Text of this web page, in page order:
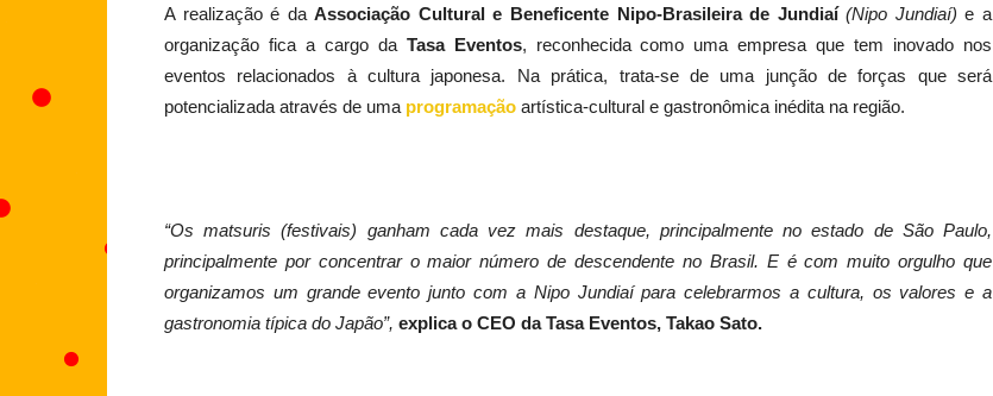
A realização é daAssociação Cultural e Beneficente Nipo-Brasileira de Jundiaí(Nipo Jundiaí) e a
organização fica a cargo da Tasa Eventos, reconhecida como uma empresa que tem inovado nos
eventos relacionados à cultura japonesa. Na prática, trata-se de uma junção de forças que será
potencializada através de uma programação artística-cultural e gastronômica inédita na região.
“Os matsuris (festivais) ganham cada vez mais destaque, principalmente no estado de São Paulo,
principalmente por concentrar o maior número de descendente no Brasil. E é com muito orgulho que
organizamos um grande evento junto com a Nipo Jundiaí para celebrarmos a cultura, os valores e a
gastronomia típica do Japão”, explica o CEO da Tasa Eventos, Takao Sato.